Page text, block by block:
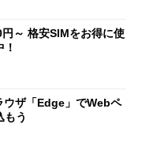
～ 格安SIMをお得に使
ザ「Edge」でWebペ
もう